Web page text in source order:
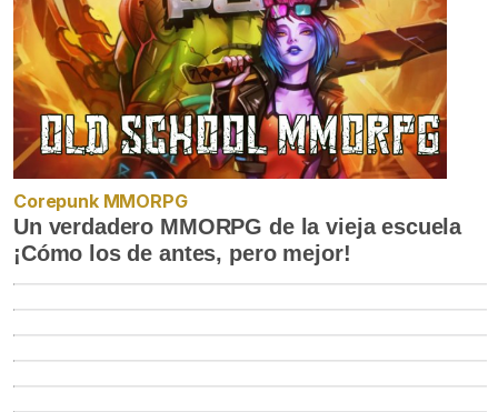
Corepunk MMORPG
Un verdadero MMORPG de la vieja escuela
¡Cómo los de antes, pero mejor!